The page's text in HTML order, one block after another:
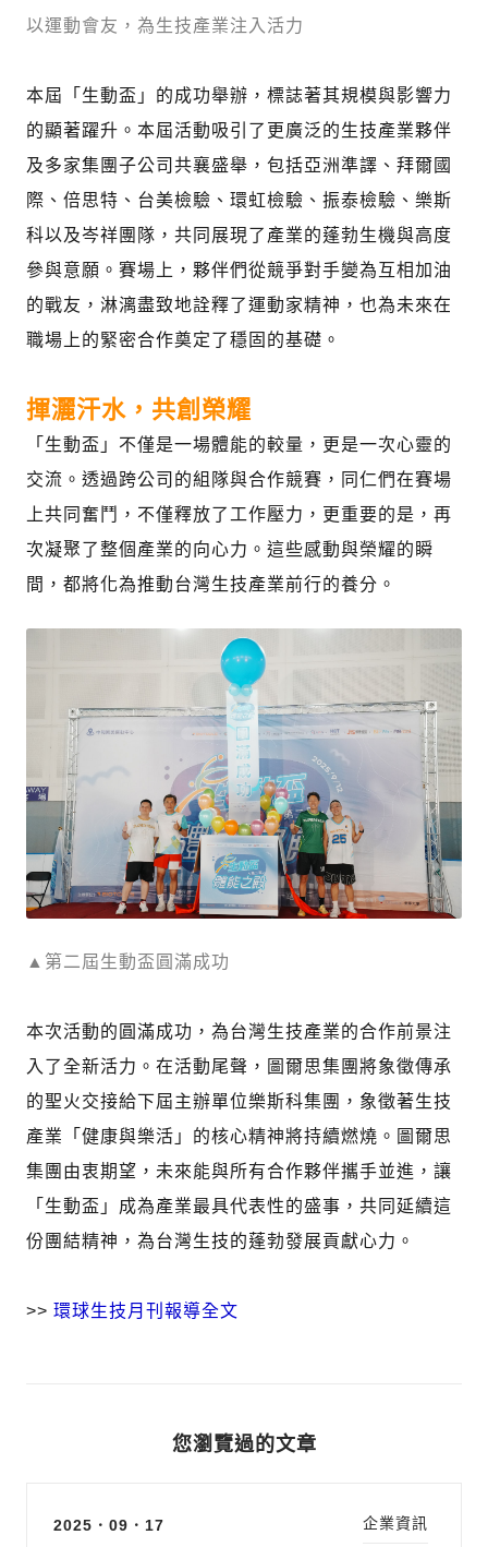
以運動會友，為生技產業注入活力
本屆「生動盃」的成功舉辦，標誌著其規模與影響力
的顯著躍升。本屆活動吸引了更廣泛的生技產業夥伴
及多家集團子公司共襄盛舉，包括亞洲準譯、拜爾國
際、倍思特、台美檢驗、環虹檢驗、振泰檢驗、樂斯
科以及岑祥團隊，共同展現了產業的蓬勃生機與高度
參與意願。賽場上，夥伴們從競爭對手變為互相加油
的戰友，淋漓盡致地詮釋了運動家精神，也為未來在
職場上的緊密合作奠定了穩固的基礎。
揮灑汗水，共創榮耀
「生動盃」不僅是一場體能的較量，更是一次心靈的
交流。透過跨公司的組隊與合作競賽，同仁們在賽場
上共同奮鬥，不僅釋放了工作壓力，更重要的是，再
次凝聚了整個產業的向心力。這些感動與榮耀的瞬
間，都將化為推動台灣生技產業前行的養分。
▲第二屆生動盃圓滿成功
本次活動的圓滿成功，為台灣生技產業的合作前景注
入了全新活力。在活動尾聲，圖爾思集團將象徵傳承
的聖火交接給下屆主辦單位樂斯科集團，象徵著生技
產業「健康與樂活」的核心精神將持續燃燒。圖爾思
集團由衷期望，未來能與所有合作夥伴攜手並進，讓
「生動盃」成為產業最具代表性的盛事，共同延續這
份團結精神，為台灣生技的蓬勃發展貢獻心力。
>> 環球生技月刊報導全文
您瀏覽過的文章
2025．09．17 企業資訊